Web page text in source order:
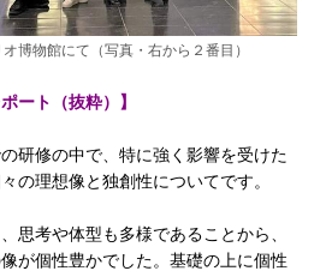
博物館にて（写真・右から２番目）
ート（抜粋）】
研修の中で、特に強く影響を受けた
の理想像と独創性についてです。
思考や体型も多様であることから、
が個性豊かでした。基礎の上に個性